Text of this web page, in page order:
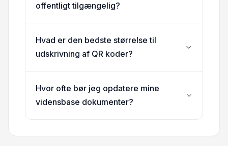
offentligt tilgængelig?
Hvad er den bedste størrelse til
udskrivning af QR koder?
Hvor ofte bør jeg opdatere mine
vidensbase dokumenter?